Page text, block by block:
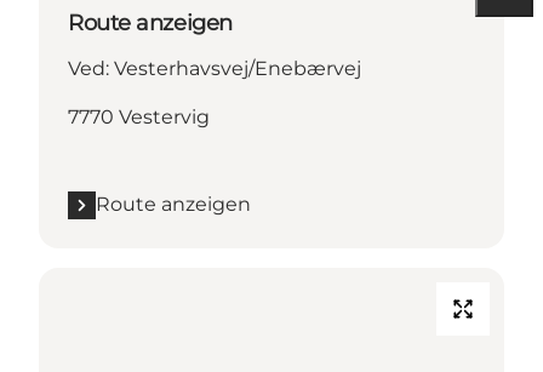
Route anzeigen
Ved: Vesterhavsvej/Enebærvej
7770 Vestervig
Route anzeigen